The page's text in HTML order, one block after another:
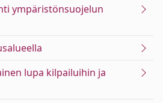
ympäristönsuojelun
lupa kilpailuihin ja